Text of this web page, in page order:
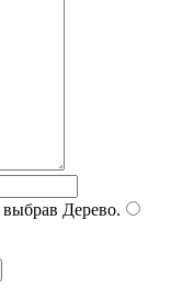
Дерево.